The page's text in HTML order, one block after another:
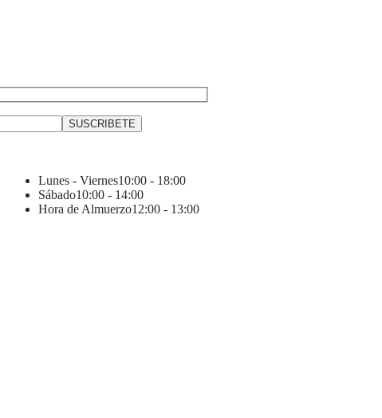
Lunes - Viernes10:00 - 18:00
Sábado10:00 - 14:00
Hora de Almuerzo12:00 - 13:00